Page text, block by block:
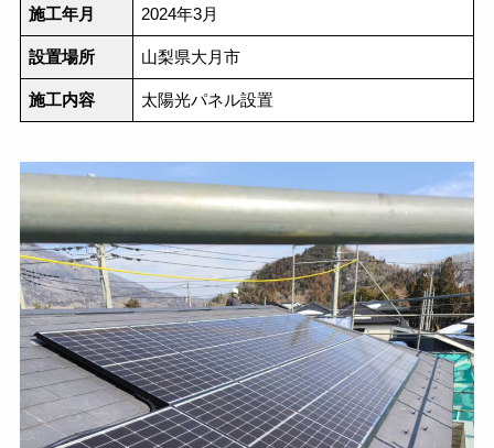
施工年月 2024年3月
設置場所 山梨県大月市
施工内容 太陽光パネル設置